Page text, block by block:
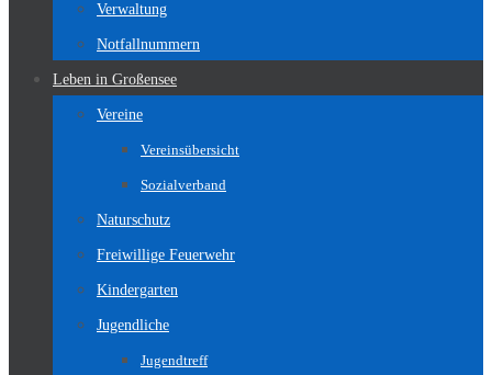
Verwaltung
Notfallnummern
Leben in Großensee
Vereine
Vereinsübersicht
Sozialverband
Naturschutz
Freiwillige Feuerwehr
Kindergarten
Jugendliche
Jugendtreff